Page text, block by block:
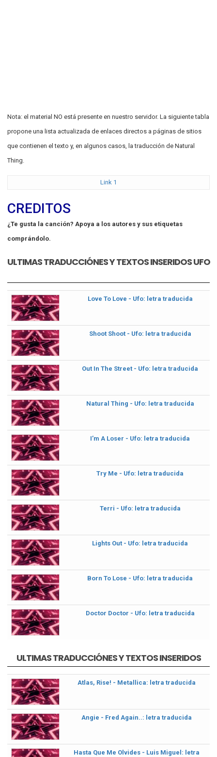
Nota: el material NO está presente en nuestro servidor. La siguiente tabla
propone una lista actualizada de enlaces directos a páginas de sitios
que contienen el texto y, en algunos casos, la traducción de Natural
Thing.
Link 1
CREDITOS
¿Te gusta la canción? Apoya a los autores y sus etiquetas
comprándolo.
ULTIMAS TRADUCCIÓNES Y TEXTOS INSERIDOS UFO
Love To Love - Ufo: letra traducida
Shoot Shoot - Ufo: letra traducida
Out In The Street - Ufo: letra traducida
Natural Thing - Ufo: letra traducida
I’m A Loser - Ufo: letra traducida
Try Me - Ufo: letra traducida
Terri - Ufo: letra traducida
Lights Out - Ufo: letra traducida
Born To Lose - Ufo: letra traducida
Doctor Doctor - Ufo: letra traducida
ULTIMAS TRADUCCIÓNES Y TEXTOS INSERIDOS
Atlas, Rise! - Metallica: letra traducida
Angie - Fred Again..: letra traducida
Hasta Que Me Olvides - Luis Miguel: letra